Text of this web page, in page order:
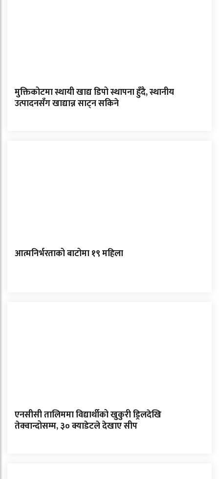
मुक्तिकोटमा स्थायी खाद्य डिपो स्थापना हुँदै, स्थानीय
उत्पादनसँग खाद्यान्न साट्न सकिने
आत्मनिर्भरताको बाटोमा १९ महिला
एनसीसी तालिममा विद्यार्थीको खुकुरी ड्रिलदेखि
तेक्वान्दोसम्म, ३० क्याडेटले देखाए सीप